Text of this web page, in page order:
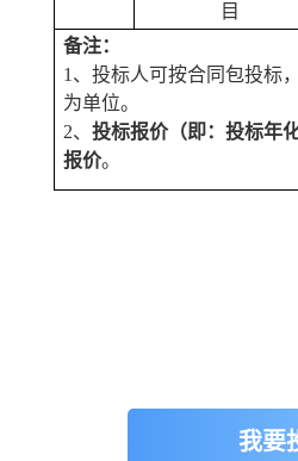
目
备注：
1、投标人可按合同包投标
为单位。
2、 投标报价（即：投标年
报价。
我要